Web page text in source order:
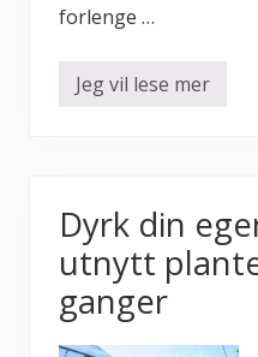
?
forlenge …
S
n
d
e
r
f
o
r
u
Jeg vil lese mer
Dyrk din
utnytt
ganger